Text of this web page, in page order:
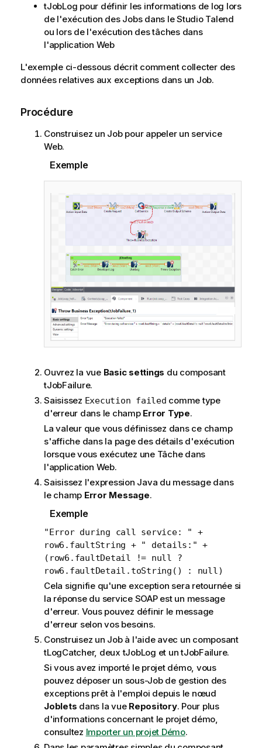
tJobLog pour définir les informations de log lors
de l'exécution des Jobs dans leStudio Talend
ou lors de l'exécution des tâches dans
l'application Web
L'exemple ci-dessous décrit comment collecter des
données relatives aux exceptions dans un Job.
Procédure
Construisez un Job pour appeler un service
Web.
Exemple
Ouvrez la vue Basic settings du composant
tJobFailure.
Saisissez Execution failed comme type
d'erreur dans le champ Error Type.
La valeur que vous définissez dans ce champ
s'affiche dans la page des détails d'exécution
lorsque vous exécutez une Tâche dans
l'application Web.
Saisissez l'expression Java du message dans
le champ Error Message.
Exemple
"Error during call service: " +
row6.faultString + " details:" +
(row6.faultDetail != null ?
row6.faultDetail.toString() : null)
Cela signifie qu'une exception sera retournée si
la réponse du service SOAP est un message
d'erreur. Vous pouvez définir le message
d'erreur selon vos besoins.
Construisez un Job à l'aide avec un composant
tLogCatcher, deuxtJobLog et untJobFailure.
Si vous avez importé le projet démo, vous
pouvez déposer un sous-Job de gestion des
exceptions prêt à l'emploi depuis le nœud
Joblets dans la vue Repository. Pour plus
d'informations concernant le projet démo,
consultez Importer un projet Démo.